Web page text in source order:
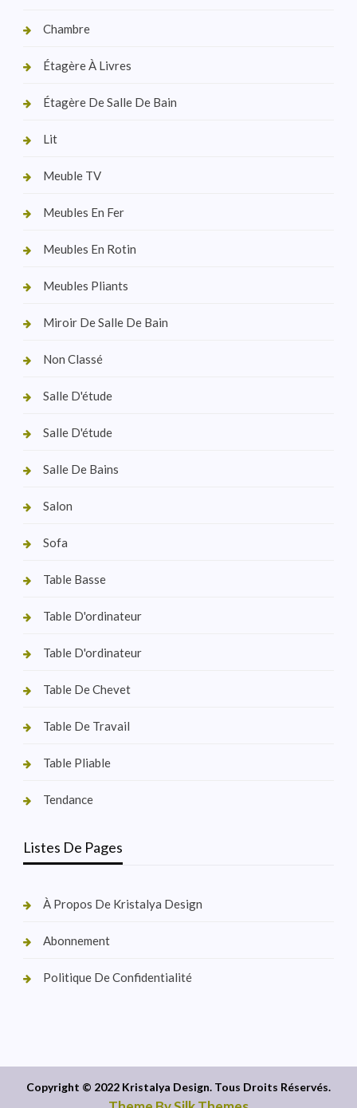
Chambre
Étagère À Livres
Étagère De Salle De Bain
Lit
Meuble TV
Meubles En Fer
Meubles En Rotin
Meubles Pliants
Miroir De Salle De Bain
Non Classé
Salle D'étude
Salle D'étude
Salle De Bains
Salon
Sofa
Table Basse
Table D'ordinateur
Table D'ordinateur
Table De Chevet
Table De Travail
Table Pliable
Tendance
Listes De Pages
À Propos De Kristalya Design
Abonnement
Politique De Confidentialité
Copyright © 2022 Kristalya Design. Tous Droits Réservés.